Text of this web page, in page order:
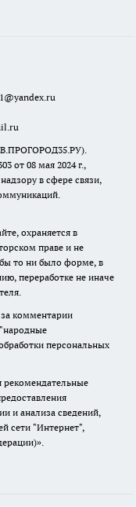
от 08 мая 2024 г.,
в сфере связи,
охраняется в
праве и не
то ни было форме, в
переработке не иначе
за комментарии
персональных
и анализа сведений,
сети "Интернет",